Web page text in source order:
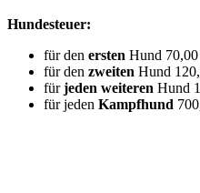
Hundesteuer:
für den ersten Hund
für den zweiten Hund
fürjeden weiteren Hund
für jeden Kampfhund